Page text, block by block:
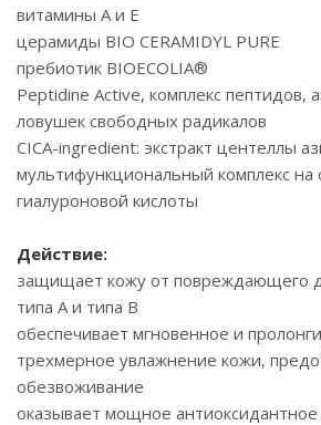
витамины А и Е
церамиды BIO CERAMIDYL PURE
пребиотик BIOECOLIA®
Peptidine Active, комплекс пептидов,
ловушек свободных радикалов
CICA-ingredient: экстракт центеллы
мультифункциональный комплекс на
гиалуроновой кислоты
Действие:
защищает кожу от повреждающего
типа А и типа B
обеспечивает мгновенное и
трехмерное увлажнение кожи,
обезвоживание
оказывает мощное антиоксидантное